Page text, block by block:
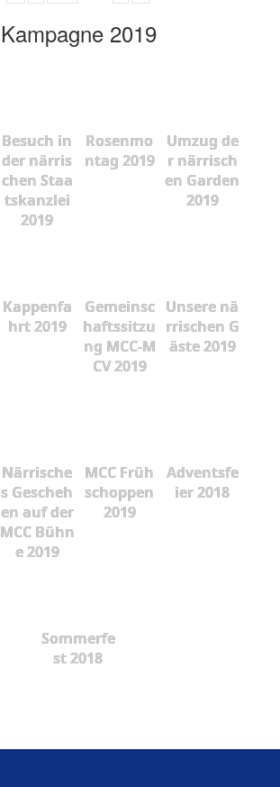
Kampagne 2019
Besuch in
der närris
chen Staa
tskanzlei
2019
Rosenmo
ntag 2019
Umzug de
r närrisch
en Garden
2019
Kappenfa
hrt 2019
Gemeinsc
haftssitzu
ng MCC-M
CV 2019
Unsere nä
rrischen G
äste 2019
Närrische
s Gescheh
en auf der
MCC Bühn
e 2019
MCC Früh
schoppen
2019
Adventsfe
ier 2018
Sommerfe
st 2018